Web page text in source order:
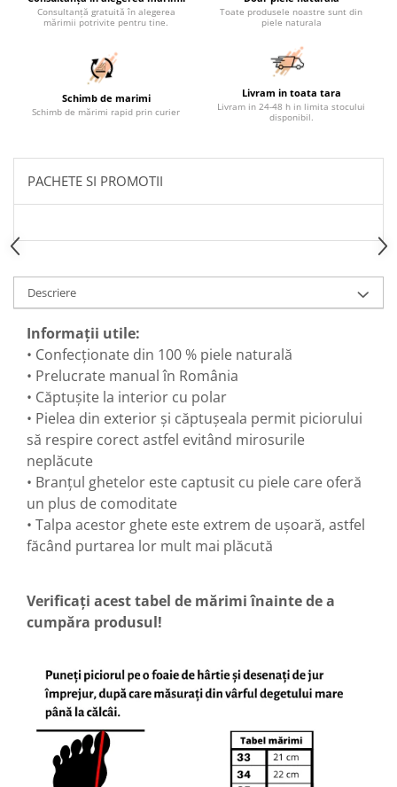
Consultanță gratuită în alegerea
mărimii potrivite pentru tine.
Toate produsele noastre sunt din
piele naturala
Schimb de marimi
Schimb de mărimi rapid prin curier
Livram in toata tara
Livram in 24-48 h in limita stocului
disponibil.
PACHETE SI PROMOTII
Descriere
Informații utile:
• Confecționate din 100 % piele naturală
• Prelucrate manual în România
• Căptușite la interior cu polar
• Pielea din exterior și căptușeala permit piciorului
să respire corect astfel evitând mirosurile
neplăcute
• Branțul ghetelor este captusit cu piele care oferă
un plus de comoditate
• Talpa acestor ghete este extrem de ușoară, astfel
făcând purtarea lor mult mai plăcută
Verificați acest tabel de mărimi înainte de a
cumpăra produsul!